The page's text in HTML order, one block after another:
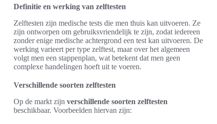
Definitie en werking van zelftesten
Zelftesten zijn medische tests die men thuis kan uitvoeren. Ze
zijn ontworpen om gebruiksvriendelijk te zijn, zodat iedereen
zonder enige medische achtergrond een test kan uitvoeren. De
werking varieert per type zelftest, maar over het algemeen
volgt men een stappenplan, wat betekent dat men geen
complexe handelingen hoeft uit te voeren.
Verschillende soorten zelftesten
Op de markt zijn verschillende soorten zelftesten
beschikbaar. Voorbeelden hiervan zijn: